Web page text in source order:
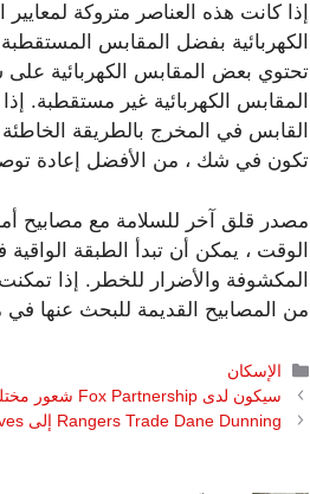
إذا كانت هذه العناصر متروكة
الكهربائية بفضل المقابس
تحتوي بعض المقابس الكهربائية
المقابس الكهربائية غير مستقطبة.
القابس في المخرج بالطريقة
تكون في شك ، من الأفضل إعادة
مصدر قلق آخر للسلامة مع مصابيح
الوقت ، يمكن أن تبدأ الطبقة
المكشوفة والأضرار للخطر. إذا
من المصابيح القديمة للبحث عنها في
التصنيفات
الإسكان
سيكون لدى Fox Partnership شعور مختلف عن عرض ESPN
Rangers Trade Dane Dunning إلى Braves بينما يلوح الموعد النهائي التجاري MLB